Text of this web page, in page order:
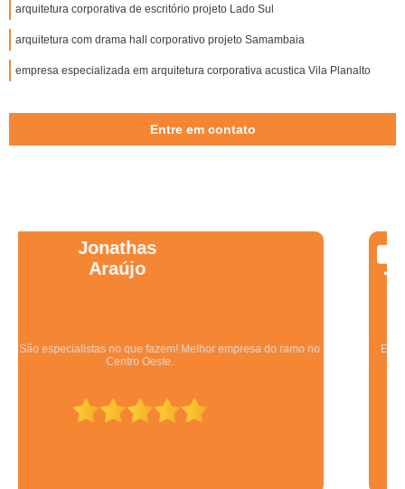
arquitetura corporativa de escritório projeto Lado Sul
arquitetura com drama hall corporativo projeto Samambaia
empresa especializada em arquitetura corporativa acustica Vila Planalto
Entre em contato
Wanessa
Equipe qualificada, atendimento muito pontual e de forma organizada.
Preza pela qualidade, bom gosto e preço justo.